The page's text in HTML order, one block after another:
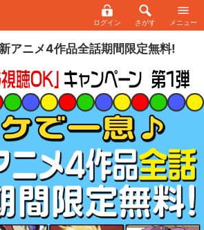
ログイン さがす メニュー
アニメ4作品全話期間限定無料!